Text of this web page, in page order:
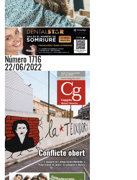
Número 1716
22/06/2022